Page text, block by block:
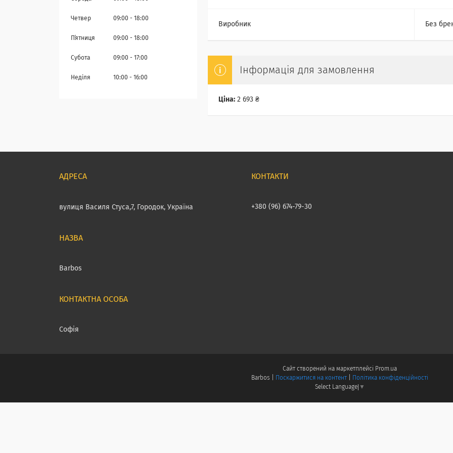
Виробник Без
Інформація для замовлення
Ціна: 2 693 ₴
Четвер 09:00 18:00
Пʼятниця 09:00 18:00
Субота 09:00 17:00
Неділя 10:00 16:00
вулиця Василя Стуса,7, Городок, Україна
Barbos
Софія
+380 (96) 674-79-30
Сайт створений на маркетплейсі Prom.ua
Поскаржитися на контент
Політика конфіденційності
Select Language ▼